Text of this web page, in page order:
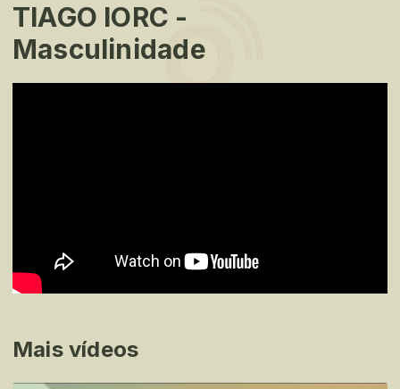
TIAGO IORC -
Masculinidade
Mais vídeos